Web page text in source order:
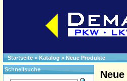
Startseite»Katalog » Neue Produkte
Schnellsuche